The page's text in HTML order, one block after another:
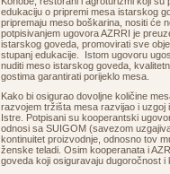
edukaciju o pripremi mesa istarskog
pripremaju meso boškarina, nositi će
potpisivanjem ugovora AZRRI je
istarskog goveda, promovirati sve
stupanj edukacije. Istom ugovoru
nuditi meso istarskog goveda,
gostima garantirati porijeklo mesa.
Kako bi osigurao dovoljne količine
razvojem tržišta mesa razvijao i
Istre. Potpisani su kooperantski
odnosi sa SUIGOM (savezom
kontinuitet proizvodnje, odnosno tov
ženske teladi. Osim kooperanata i
goveda koji osiguravaju